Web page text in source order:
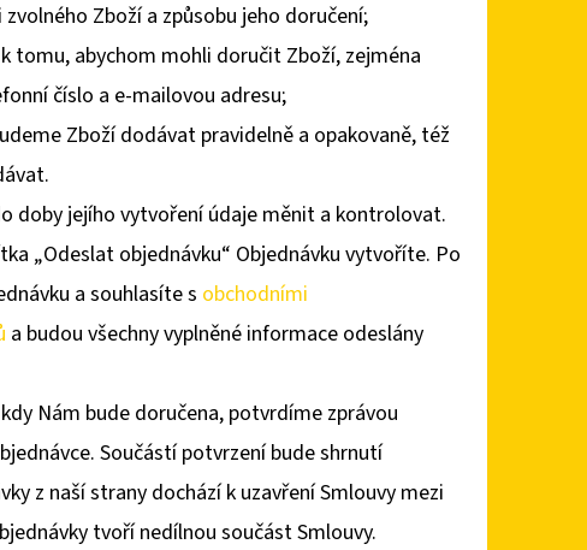
Zboží a způsobu jeho doručení;
tomu, abychom mohli doručit Zboží, zejména
číslo a e-mailovou adresu;
Zboží dodávat pravidelně a opakovaně, též
doby jejího vytvoření údaje měnit a kontrolovat.
„Odeslat objednávku“ Objednávku vytvoříte. Po
a souhlasíte s obchodními
a budou všechny vyplněné informace odeslány
Nám bude doručena, potvrdíme zprávou
Součástí potvrzení bude shrnutí
z naší strany dochází k uzavření Smlouvy mezi
tvoří nedílnou součást Smlouvy.